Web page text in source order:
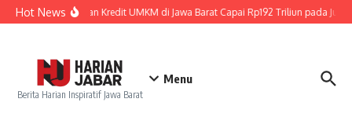
Lewati ke konten
Hot NewsPenyaluran Kredit UMKM di Jawa Barat Capai Rp192 Triliun pada Juni
Berita Harian Inspiratif Jawa Barat
Menu